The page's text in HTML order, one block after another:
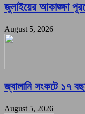
জুলাইয়ের আকাঙ্ক্ষা
August 5, 2026
জ্বালানি সংকটে ১৭
August 5, 2026